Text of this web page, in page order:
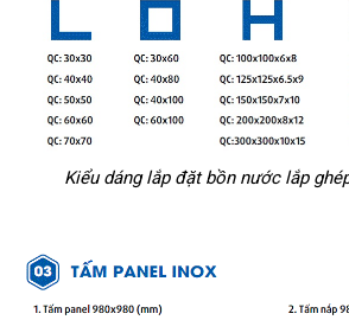
Kiểu dáng lắp đặt bồn nước lắp